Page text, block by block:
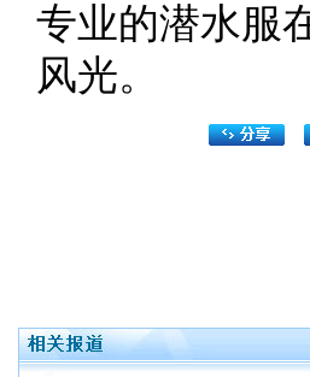
专业的潜水服
风光。